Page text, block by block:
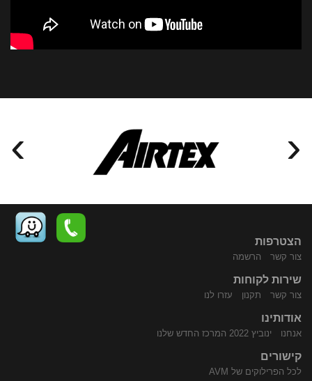
› ‹
הצטרפות
צור קשר הרשמה
שירות לקוחות
צור קשר תקנון עזרו לנו
אודותינו
אנחנו ינוביץ 2022 המרכז החדש שלנו
קישורים
לכל הפרילוקים של AVM